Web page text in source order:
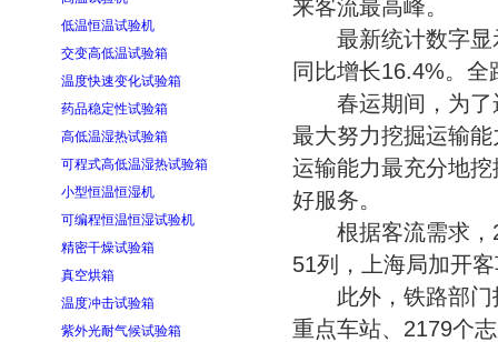
低温恒温试验机
交变高低温试验箱
温度快速变化试验箱
药品稳定性试验箱
高低温湿热试验箱
可程式高低温湿热试验箱
小型恒温恒湿机
可编程恒温恒湿试验机
精密干燥试验箱
真空烘箱
温度冲击试验箱
紫外光耐气候试验箱
来客流最高峰。
最新统计数字显
同比增长16.4%。
春运期间，为了
最大努力挖掘运输
运输能力最充分地
好服务。
根据客流需求，
51列，上海局加开
此外，铁路部门
重点车站、2179个